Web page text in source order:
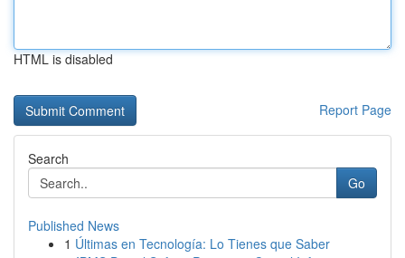
HTML is disabled
Report Page
Search
Go
Published News
1 Últimas en Tecnología: Lo Tienes que Saber